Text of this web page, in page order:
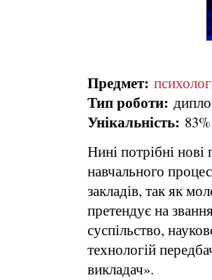
Предмет:
Тип роботи:
Унікальність: 83%
Нині потрібні нові
навчального
закладів, так як
претендує на
суспільство,
технологій
викладач».